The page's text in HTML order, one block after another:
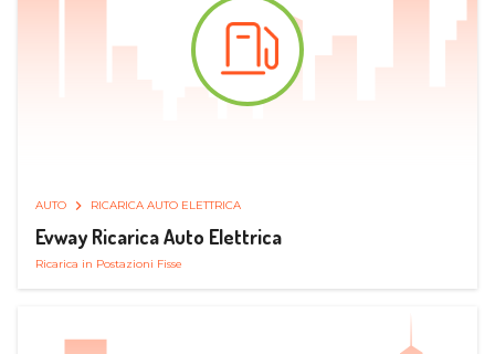
AUTO RICARICA AUTO ELETTRICA
Evway Ricarica Auto Elettrica
Ricarica in Postazioni Fisse